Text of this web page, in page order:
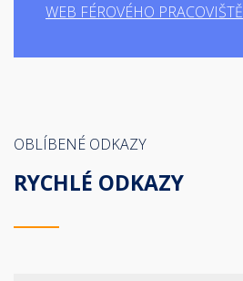
WEB FÉROVÉHO PRACOVIŠTĚ
OBLÍBENÉ ODKAZY
RYCHLÉ ODKAZY